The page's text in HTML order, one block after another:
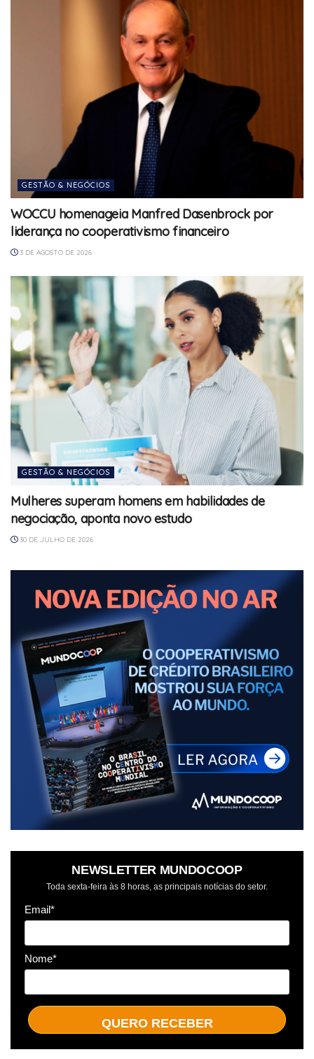
GESTÃO & NEGÓCIOS
WOCCU homenageia Manfred Dasenbrock por
liderança no cooperativismo financeiro
3 DE AGOSTO DE 2026
GESTÃO & NEGÓCIOS
Mulheres superam homens em habilidades de
negociação, aponta novo estudo
30 DE JULHO DE 2026
NEWSLETTER MUNDOCOOP
Toda sexta-feira às 8 horas, as principais notícias do setor.
Email*
Nome*
QUERO RECEBER